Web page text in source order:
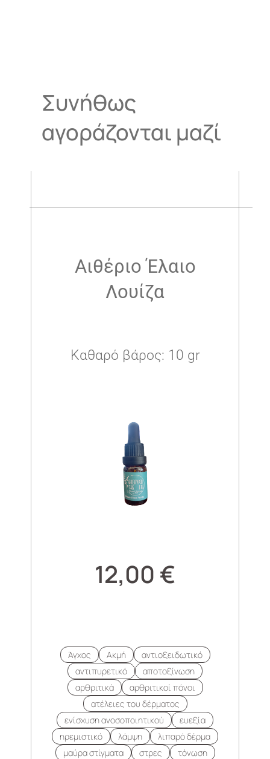
Συνήθως
αγοράζονται μαζί
Αιθέριο Έλαιο
Λουίζα
Καθαρό βάρος: 10 gr
12,00 €
Άγχος Ακμή
αντιοξειδωτικό
αντιπυρετικό
αποτοξίνωση
αρθριτικά
αρθριτικοί πόνοι
ατέλειες του δέρματος
ενίσχυση ανοσοποιητικού
ευεξία
ηρεμιστικό
λάμψη
λιπαρό δέρμα
μαύρα στίγματα
στρες
τόνωση